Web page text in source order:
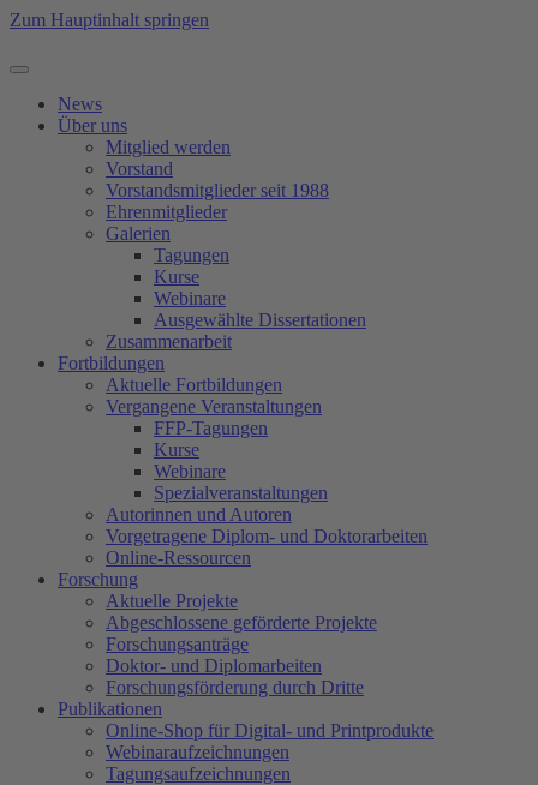
Zum Hauptinhalt springen
News
Über uns
Mitglied werden
Vorstand
Vorstandsmitglieder seit 1988
Ehrenmitglieder
Galerien
Tagungen
Kurse
Webinare
Ausgewählte Dissertationen
Zusammenarbeit
Fortbildungen
Aktuelle Fortbildungen
Vergangene Veranstaltungen
FFP-Tagungen
Kurse
Webinare
Spezialveranstaltungen
Autorinnen und Autoren
Vorgetragene Diplom- und Doktorarbeiten
Online-Ressourcen
Forschung
Aktuelle Projekte
Abgeschlossene geförderte Projekte
Forschungsanträge
Doktor- und Diplomarbeiten
Forschungsförderung durch Dritte
Publikationen
Online-Shop für Digital- und Printprodukte
Webinaraufzeichnungen
Tagungsaufzeichnungen